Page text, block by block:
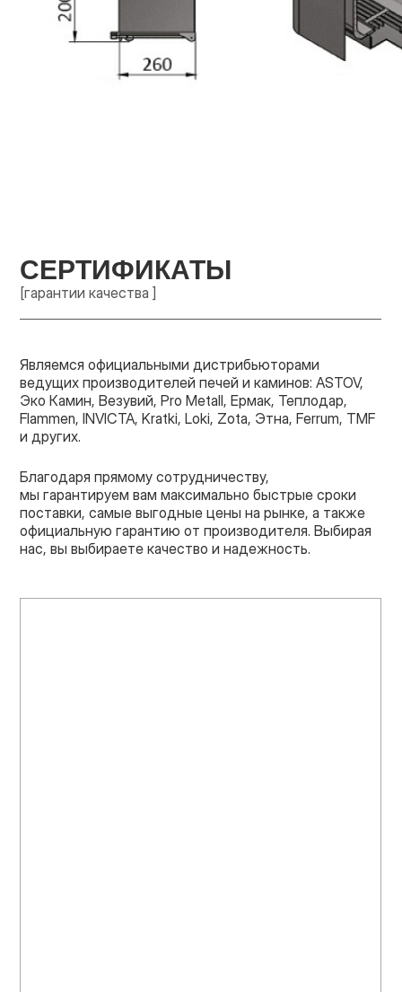
СЕРТИФИКАТЫ
[гарантии качества ]
Являемся официальными дистрибьюторами
ведущих производителей печей и каминов: ASTOV,
Эко Камин, Везувий, Pro Metall, Ермак, Теплодар,
Flammen, INVICTA, Kratki, Loki, Zota, Этна, Ferrum, TMF
и других.
Благодаря прямому сотрудничеству,
мы гарантируем вам максимально быстрые сроки
поставки, самые выгодные цены на рынке, а также
официальную гарантию от производителя. Выбирая
нас, вы выбираете качество и надежность.